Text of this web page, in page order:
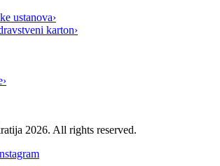
ustanova›
karton›
›
2026. All rights reserved.